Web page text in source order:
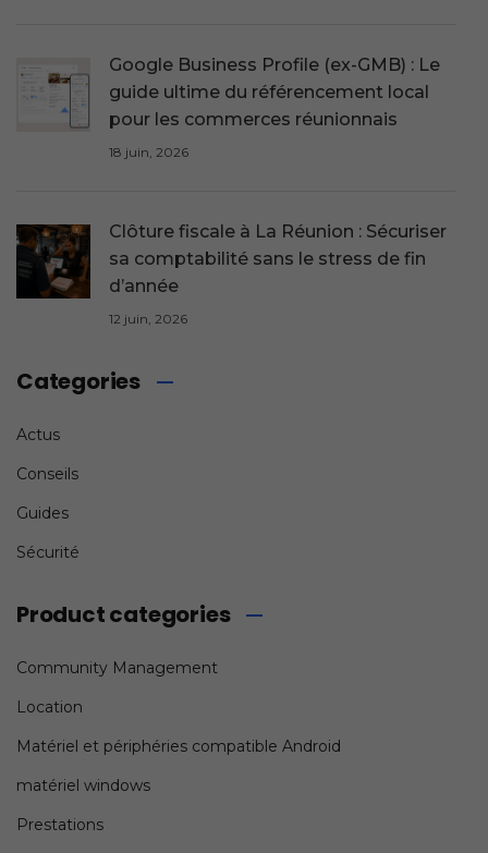
Google Business Profile (ex-GMB) : Le
guide ultime du référencement local
pour les commerces réunionnais
18 juin, 2026
Clôture fiscale à La Réunion : Sécuriser
sa comptabilité sans le stress de fin
d’année
12 juin, 2026
Categories
Actus
Conseils
Guides
Sécurité
Product categories
Community Management
Location
Matériel et périphéries compatible Android
matériel windows
Prestations